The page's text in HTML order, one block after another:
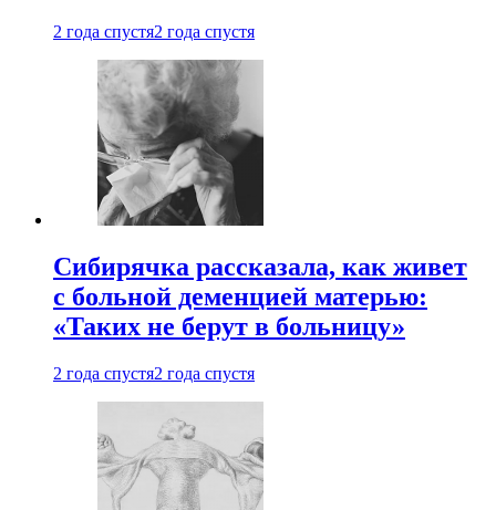
2 года спустя2 года спустя
Сибирячка рассказала, как живет
с больной деменцией матерью:
«Таких не берут в больницу»
2 года спустя2 года спустя